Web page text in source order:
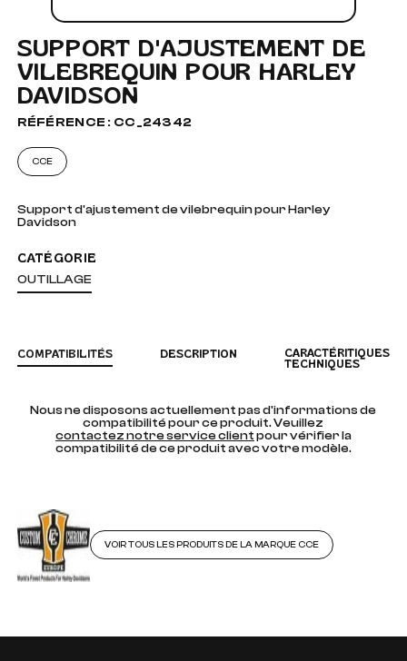
SUPPORT D'AJUSTEMENT DE
VILEBREQUIN POUR HARLEY
DAVIDSON
RÉFÉRENCE : CC_24342
CCE
Support d'ajustement de vilebrequin pour Harley
Davidson
CATÉGORIE
OUTILLAGE
COMPATIBILITÉS DESCRIPTION
CARACTÉRITIQUES
TECHNIQUES
Nous ne disposons actuellement pas d'informations de
compatibilité pour ce produit. Veuillez
contactez notre service clientpour vérifier la
compatibilité de ce produit avec votre modèle.
VOIR TOUS LES PRODUITS DE LA MARQUE CCE